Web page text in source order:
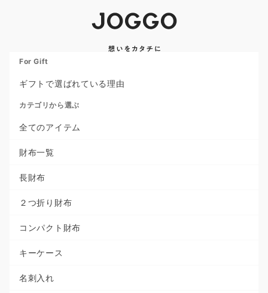
For Gift
ギフトで選ばれている理由
カテゴリから選ぶ
全てのアイテム
財布一覧
長財布
２つ折り財布
コンパクト財布
キーケース
名刺入れ